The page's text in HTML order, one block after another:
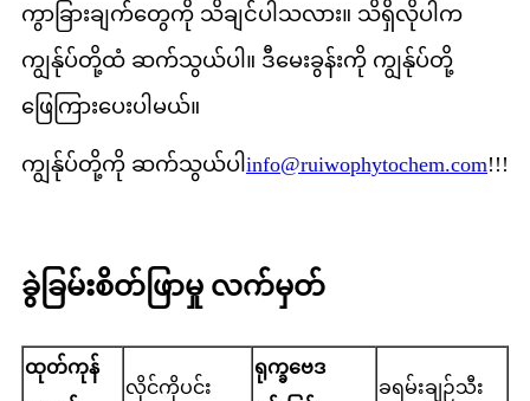
ကွာခြားချက်တွေကို သိချင်ပါသလား။ သိရှိလိုပါက
ကျွန်ုပ်တို့ထံ ဆက်သွယ်ပါ။ ဒီမေးခွန်းကို ကျွန်ုပ်တို့
ဖြေကြားပေးပါမယ်။
ကျွန်ုပ်တို့ကို ဆက်သွယ်ပါ info@ruiwophytochem.com!!!
ခွဲခြမ်းစိတ်ဖြာမှု လက်မှတ်
ထုတ်ကုန်
လိုင်ကိုပင်း
ရုက္ခဗေဒ
ခရမ်းချဉ်သီး